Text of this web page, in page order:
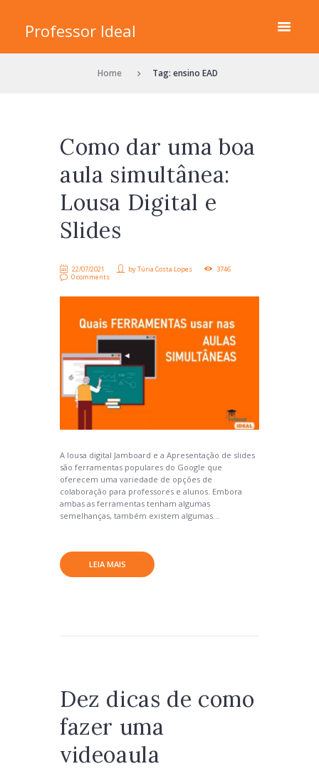
Professor Ideal
Home Tag: ensino EAD
Como dar uma boa
aula simultânea:
Lousa Digital e
Slides
22/07/2021 byTúria Costa Lopes
3746
0 comments
A lousa digital Jamboard e a Apresentação de slides
são ferramentas populares do Google que
oferecem uma variedade de opções de
colaboração para professores e alunos. Embora
ambas as ferramentas tenham algumas
semelhanças, também existem algumas...
LEIA MAIS
Dez dicas de como
fazer uma
videoaula